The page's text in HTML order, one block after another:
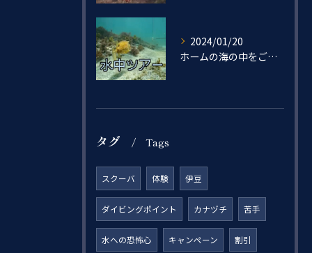
2024/01/20
ホームの海の中をご紹介ー！
タグ Tags
スクーバ 体験 伊豆
ダイビングポイント カナヅチ 苦手
水への恐怖心 キャンペーン 割引